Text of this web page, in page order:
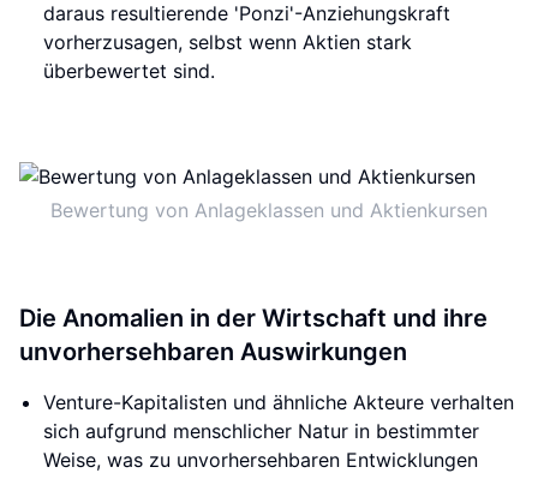
daraus resultierende 'Ponzi'-Anziehungskraft
vorherzusagen, selbst wenn Aktien stark
überbewertet sind.
Bewertung von Anlageklassen und Aktienkursen
Die Anomalien in der Wirtschaft und ihre
unvorhersehbaren Auswirkungen
Venture-Kapitalisten und ähnliche Akteure verhalten
sich aufgrund menschlicher Natur in bestimmter
Weise, was zu unvorhersehbaren Entwicklungen